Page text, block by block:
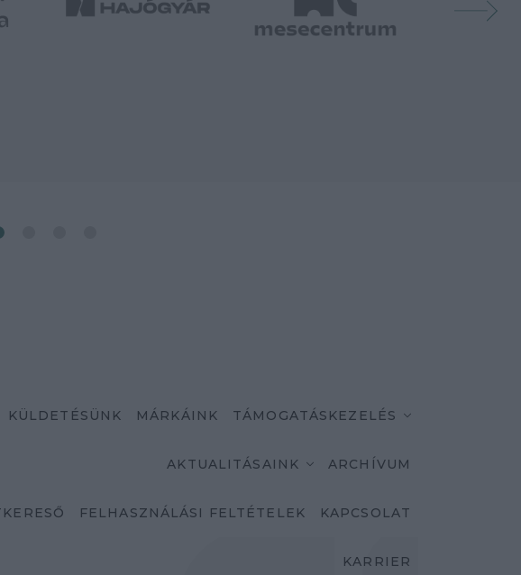
KÜLDETÉSÜNK MÁRKÁINK TÁMOGATÁSKEZELÉS
AKTUALITÁSAINK ARCHÍVUM
FELHASZNÁLÁSI FELTÉTELEK KAPCSOLAT
KARRIER